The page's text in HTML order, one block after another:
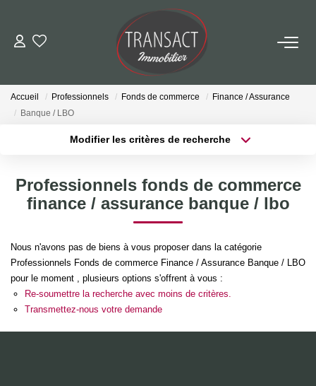
ACCUEIL
ESTIMER
NOTRE AGENCE
Qui Sommes-Nous
Nos Actualités
Accueil Professionnels Fonds de commerce
Finance / Assurance
Banque / LBO
Modifier les critères de recherche
Type de bien
Budget max Plus de critères
Professionnels fonds de commerce
finance / assurance banque / lbo
Nous n'avons pas de biens à vous proposer dans la catégorie
Professionnels Fonds de commerce Finance / Assurance Banque / LBO
pour le moment , plusieurs options s'offrent à vous :
Re-soumettre la recherche avec moins de critères.
Transmettez-nous votre demande